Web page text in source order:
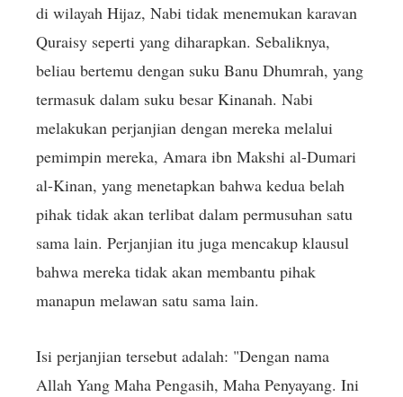
di wilayah Hijaz, Nabi tidak menemukan karavan
Quraisy seperti yang diharapkan. Sebaliknya,
beliau bertemu dengan suku Banu Dhumrah, yang
termasuk dalam suku besar Kinanah. Nabi
melakukan perjanjian dengan mereka melalui
pemimpin mereka, Amara ibn Makshi al-Dumari
al-Kinan, yang menetapkan bahwa kedua belah
pihak tidak akan terlibat dalam permusuhan satu
sama lain. Perjanjian itu juga mencakup klausul
bahwa mereka tidak akan membantu pihak
manapun melawan satu sama lain.
Isi perjanjian tersebut adalah: "Dengan nama
Allah Yang Maha Pengasih, Maha Penyayang. Ini